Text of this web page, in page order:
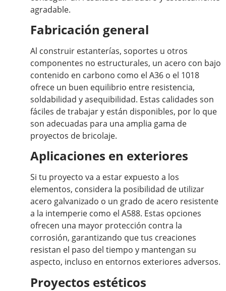
agradable.
Fabricación general
Al construir estanterías, soportes u otros
componentes no estructurales, un acero con bajo
contenido en carbono como el A36 o el 1018
ofrece un buen equilibrio entre resistencia,
soldabilidad y asequibilidad. Estas calidades son
fáciles de trabajar y están disponibles, por lo que
son adecuadas para una amplia gama de
proyectos de bricolaje.
Aplicaciones en exteriores
Si tu proyecto va a estar expuesto a los
elementos, considera la posibilidad de utilizar
acero galvanizado o un grado de acero resistente
a la intemperie como el A588. Estas opciones
ofrecen una mayor protección contra la
corrosión, garantizando que tus creaciones
resistan el paso del tiempo y mantengan su
aspecto, incluso en entornos exteriores adversos.
Proyectos estéticos